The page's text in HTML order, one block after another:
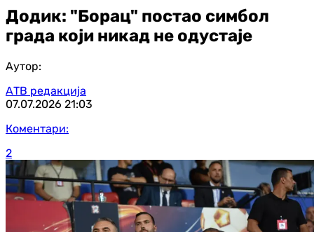
Додик: "Борац" постао симбол
града који никад не одустаје
Аутор:
АТВ редакција
07.07.2026 21:03
Коментари:
2